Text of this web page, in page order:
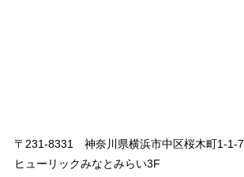
〒231-8331 神奈川県横浜市中区桜木町1-1-7
ヒューリックみなとみらい3F